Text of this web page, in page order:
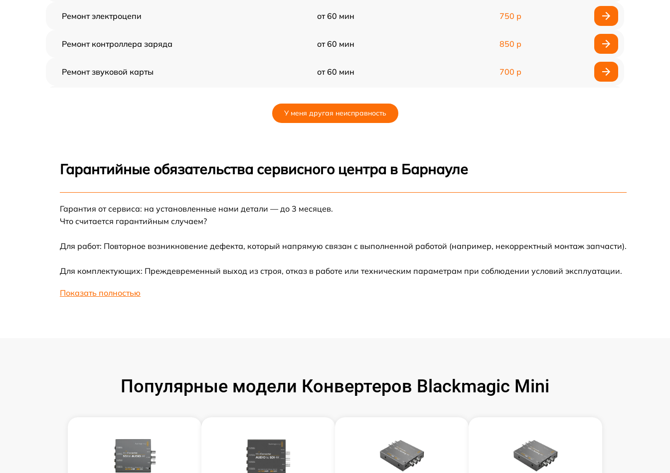
Ремонт электроцепи от 60 мин 750 р
Ремонт контроллера заряда от 60 мин 850 р
Ремонт звуковой карты от 60 мин 700 р
Замена станции airport от 60 мин
Замена батареи от 30 мин 1600 р
Замена аудио выхода
Чистка от вирусов 600 р
Ремонт платы 800 р
У меня другая неисправность
Гарантийные обязательства сервисного центра в Барнауле
Гарантия от сервиса: на установленные нами детали — до 3 месяцев.
Что считается гарантийным случаем?
Для работ: Повторное возникновение дефекта, который напрямую связан с выполненной работой (например, некорректный монтаж запчасти).
Для комплектующих: Преждевременный выход из строя, отказ в работе или техническим параметрам при соблюдении условий эксплуатации.
Показать полностью
Популярные модели Конвертеров Blackmagic Mini